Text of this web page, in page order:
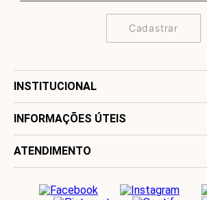
Cadastrar
INSTITUCIONAL
INFORMAÇÕES ÚTEIS
ATENDIMENTO